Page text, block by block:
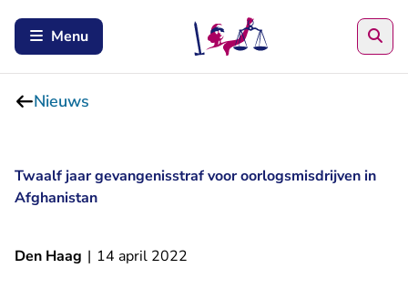
Menu
Nieuws
Twaalf jaar gevangenisstraf voor oorlogsmisdrijven in
Afghanistan
Den Haag | 14 april 2022